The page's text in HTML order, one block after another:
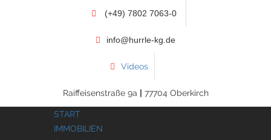
(+49) 7802 7063-0
info@hurrle-kg.de
Videos
Raiffeisenstraße 9a | 77704 Oberkirch
START
IMMOBILIEN